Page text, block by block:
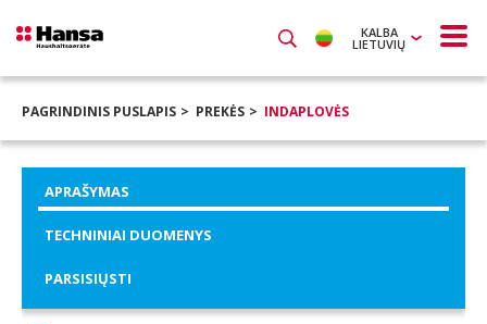
KALBA
LIETUVIŲ
PAGRINDINIS PUSLAPIS PREKĖS INDAPLOVĖS
APRAŠYMAS
TECHNINIAI DUOMENYS
PARSISIŲSTI